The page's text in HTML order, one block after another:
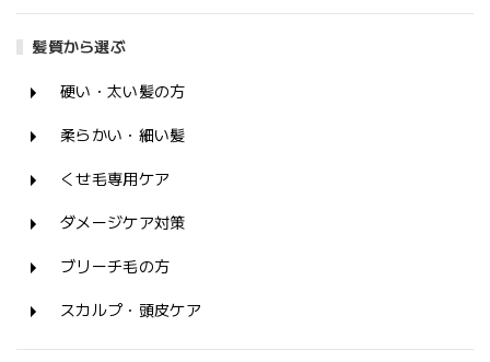
髪質から選ぶ
硬い・太い髪の方
柔らかい・細い髪
くせ毛専用ケア
ダメージケア対策
ブリーチ毛の方
スカルプ・頭皮ケア